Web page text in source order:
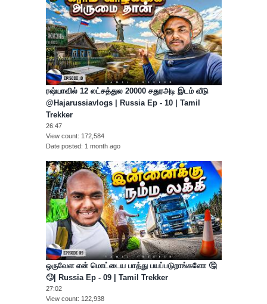
ரஷ்யாவில் 12 லட்சத்துல 20000 சதுரஅடி இடம் வீடு
@Hajarussiavlogs | Russia Ep - 10 | Tamil
Trekker
26:47
View count
172,584
Date posted
1 month ago
ஒருவேள என் மொட்டைய பாத்து பயப்படுறாங்களோ 🤔
🙄| Russia Ep - 09 | Tamil Trekker
27:02
View count
122,938